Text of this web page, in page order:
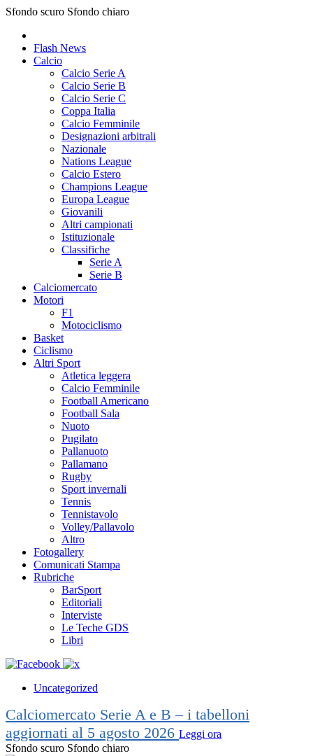
Sfondo scuro Sfondo chiaro
Flash News
Calcio
Calcio Serie A
Calcio Serie B
Calcio Serie C
Coppa Italia
Calcio Femminile
Designazioni arbitrali
Nazionale
Nations League
Calcio Estero
Champions League
Europa League
Giovanili
Altri campionati
Istituzionale
Classifiche
Serie A
Serie B
Calciomercato
Motori
F1
Motociclismo
Basket
Ciclismo
Altri Sport
Atletica leggera
Calcio Femminile
Football Americano
Football Sala
Nuoto
Pugilato
Pallanuoto
Pallamano
Rugby
Sport invernali
Tennis
Tennistavolo
Volley/Pallavolo
Altro
Fotogallery
Comunicati Stampa
Rubriche
BarSport
Editoriali
Interviste
Le Teche GDS
Libri
Uncategorized
Calciomercato Serie A e B – i tabelloni
aggiornati al 5 agosto 2026 Leggi ora
Sfondo scuro Sfondo chiaro